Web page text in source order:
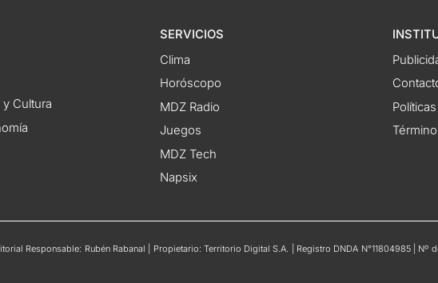
Cultura
SERVICIOS
Clima
Horóscopo
MDZ Radio
Juegos
MDZ Tech
Napsix
Responsable: Rubén Rabanal | Propietario: Territorio Digital S.A. | Registro DNDA N°11804985 | Nº